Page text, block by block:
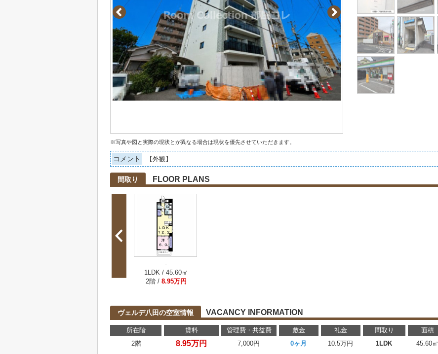
※写真や図と実際の現状とが異なる場合は現状を優先させていただきます。
コメント 【外観】
間取り FLOOR PLANS
-
1LDK / 45.60㎡
2階 / 8.95万円
ヴェルデ八田の空室情報 VACANCY INFORMATION
所在階 賃料 管理費・共益費 敷金 礼金 間取り 面積
2階
8.95万円 7,000円 0ヶ月 10.5万円 1LDK 45.60㎡